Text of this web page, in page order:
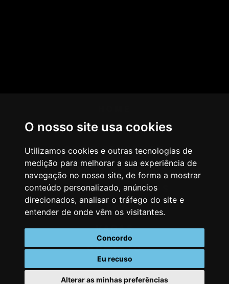
O nosso site usa cookies
Utilizamos cookies e outras tecnologias de
medição para melhorar a sua experiência de
navegação no nosso site, de forma a mostrar
conteúdo personalizado, anúncios
direcionados, analisar o tráfego do site e
entender de onde vêm os visitantes.
Concordo
Eu recuso
Alterar as minhas preferências
AGÊNCIA
COMO PENSAMOS
NOSSOS SERVIÇOS
CASES & CLIENTES
BLOG
VAGAS
CONTATO